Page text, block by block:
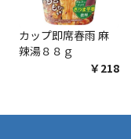
カップ即席春雨 麻
辣湯８８ｇ
￥218